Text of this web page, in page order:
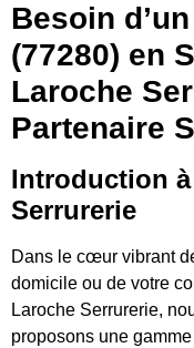
Besoin
(77280) en
Laroche
Partenaire
Introduction
Serrurerie
Dans le cœur vibrant
domicile ou de votre
Laroche Serrurerie,
proposons une